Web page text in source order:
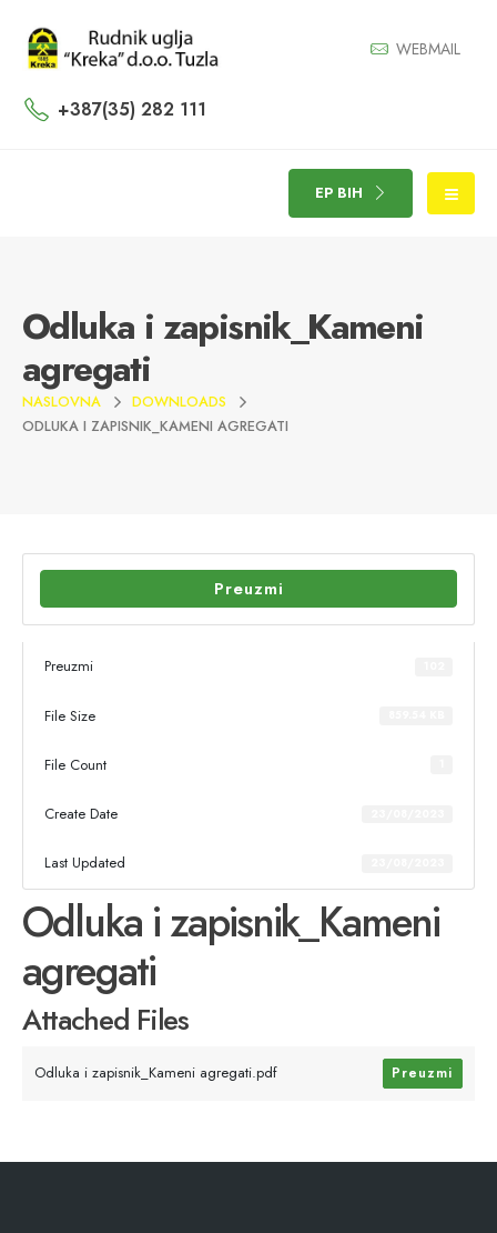
WEBMAIL
+387(35) 282 111
EP BIH
Odluka i zapisnik_Kameni
agregati
NASLOVNA
DOWNLOADS
ODLUKA I ZAPISNIK_KAMENI AGREGATI
Preuzmi
Preuzmi
File Size
File Count
Create Date
Last Updated
Odluka i zapisnik_Kameni
agregati
Attached Files
Odluka i zapisnik_Kameni agregati.pdf Preuzmi